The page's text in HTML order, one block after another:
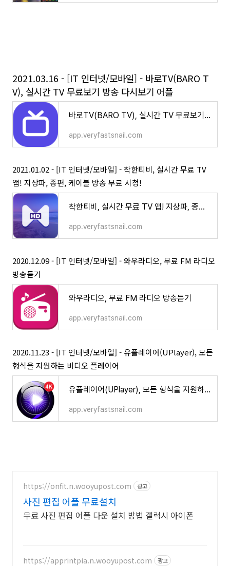
2021.03.16 - [IT 인터넷/모바일] - 바로TV(BARO T
V), 실시간 TV 무료보기 방송 다시보기 어플
바로TV(BARO TV), 실시간 TV 무료보기 방송 다시보기 어플
app.veryfastsnail.com
2021.01.02 - [IT 인터넷/모바일] - 착한티비, 실시간 무료 TV
앱! 지상파, 종편, 케이블 방송 무료 시청!
착한티비, 실시간 무료 TV 앱! 지상파, 종편, 케이블 방송 무료 시청!
app.veryfastsnail.com
2020.12.09 - [IT 인터넷/모바일] - 와우라디오, 무료 FM 라디오
방송듣기
와우라디오, 무료 FM 라디오 방송듣기
app.veryfastsnail.com
2020.11.23 - [IT 인터넷/모바일] - 유플레이어(UPlayer), 모든
형식을 지원하는 비디오 플레이어
유플레이어(UPlayer), 모든 형식을 지원하는 비디오 플레이어
app.veryfastsnail.com
https://onfit.n.wooyupost.com 광고
사진 편집 어플 무료설치
무료 사진 편집 어플 다운 설치 방법 갤럭시 아이폰
https://apprintpia.n.wooyupost.com 광고